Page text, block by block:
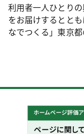
利用者一人ひとり
をお届けするとと
なでつくる」東京都